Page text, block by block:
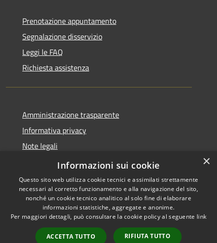
Prenotazione appuntamento
Segnalazione disservizio
Leggi le FAQ
Richiesta assistenza
Amministrazione trasparente
Informativa privacy
Note legali
Dichiarazione di accessibilità
Accessibilità
Copyright © 2026 • Comune di
Serrastretta • Powered by
Municipium•
Accesso
×
Informazioni sui cookie
Questo sito web utilizza cookie tecnici e assimilati strettamente
necessari al corretto funzionamento e alla navigazione del sito,
nonché un cookie tecnico analitico al solo fine di elaborare
informazioni statistiche, aggregate e anonime.
Per maggiori dettagli, può consultare la cookie policy al seguente link
ACCETTA TUTTO RIFIUTA TUTTO